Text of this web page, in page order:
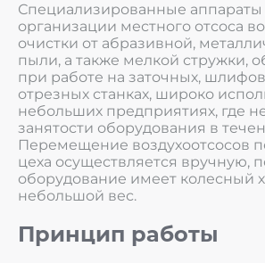
Специализированные аппараты
организации местного отсоса
очистки от абразивной,
пыли, а также мелкой стружки,
при работе на заточных,
отрезных станках, широко
небольших предприятиях, где
занятости оборудования в
Перемещение воздухоотсосов
цеха осуществляется вручную,
оборудование имеет колесный
небольшой вес.
Принцип работы